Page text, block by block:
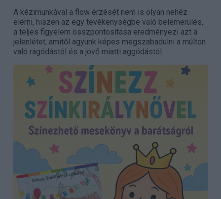
A kézimunkával a flow érzését nem is olyan nehéz
elérni, hiszen az egy tevékenységbe való belemerülés,
a teljes figyelem összpontosítása eredményezi azt a
jelenlétet, amitől agyunk képes megszabadulni a múlton
való rágódástól és a jövő miatti aggódástól.